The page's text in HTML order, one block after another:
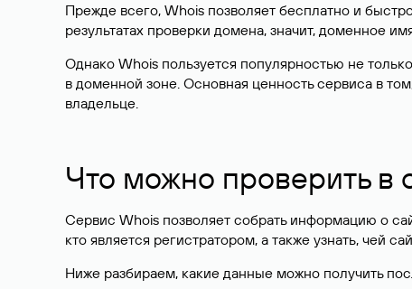
Прежде всего, Whois позволяет бесплатно и
результатах проверки домена, значит, доменное
Однако Whois пользуется популярностью не
в доменной зоне. Основная ценность сервиса в
владельце.
Что можно проверить в
Сервис Whois позволяет собрать информацию о
кто является регистратором, а также узнать, чей
Ниже разбираем, какие данные можно получить